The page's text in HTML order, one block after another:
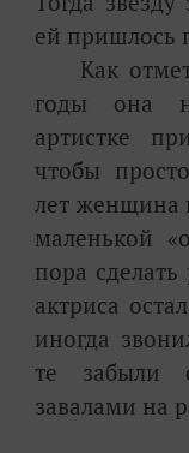
ей пришлось
Как
годы она
артистке
чтобы
лет женщина
маленькой «
пора
актриса
иногда
те забыли
завалами на